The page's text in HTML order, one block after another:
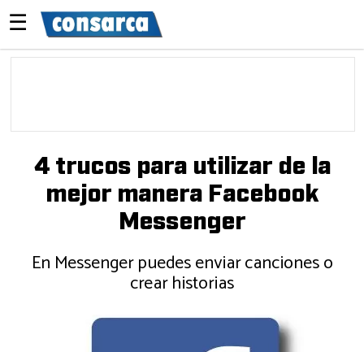
☰
4 trucos para utilizar de la
mejor manera Facebook
Messenger
En Messenger puedes enviar canciones o
crear historias